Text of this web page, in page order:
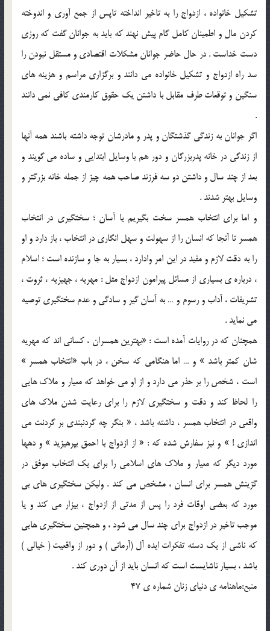
تشکيل خانواده ، ازدواج را به تاخير انداخته تاپس از جمع آوري و اندوخته
کردن مال و اطمينان کامل گام پيش نهند که بايد به جوانان گفت که روزي
دست خداست . در حال حاضر جوانان مشکلات اقتصادي و مستقل نبودن را
سد راه ازدواج و تشکيل خانواده مي دانند و برگزاري مراسم و هزينه هاي
سنگين و توقعات طرف مقابل با داشتن يک حقوق کارمندي کافي نمي دانند
.
اگر جوانان به زندگي گذشتگان و پدر و مادرشان توجه داشته باشند همه آنها
از زندگي در خانه پدربزرگان و دور هم با وسايل ابتدايي و ساده مي گويند و
بعد از چند سال و داشتن دو سه فرزند صاحب همه چيز از جمله خانه بزرگتر و
وسايل بهتر شدند .
و اما براي انتخاب همسر سخت بگيريم يا آسان ؛ سختگيري در انتخاب
همسر تا آنجا که انسان را از سهولت و سهل انگاري در انتخاب ، باز دارد و او
را به دقت لازم و مفيد در اين امر وادارد ، بسيار به جا و سازنده است ؛ اسلام
، درباره ي بسياري از مسائل پيرامون ازدواج مثل : مهريه ، جهيزيه ، ثروت ،
تشريفات ، آداب و رسوم و … به آسان گير و سادگي و عدم سختگيري توصيه
مي نمايد .
همچنان که در روايات آمده است : «بهترين همسران ، کساني اند که مهريه
شان کمتر باشد » و … اما هنگامي که سخن ، در باب «انتخاب همسر »
است ، شخص را بر حذر مي دارد و از او مي خواهد که معيار و ملاک هايي
را لحاظ کند و دقت و سختگيري لازم را براي رعايت شدن ملاک هاي
واقعي در انتخاب همسر ، داشته باشد ، « بنگر چه گردنبندي بر گردنت مي
اندازي ! » و نيز سفارش شده که : « از ازدواج با احمق بپرهيزيد » و دهها
مورد ديگر که معيار و ملاک هاي اسلامي را براي يک انتخاب موفق در
گزينش همسر براي انسان ، مشخص مي کند . وليکن سختگيري هاي بي
مورد که بعضي اوقات فرد را پس از مدتي از ازدواج ، بيزار مي کند و يا
موجب تاخير در ازدواج براي چند سال مي شود ، و همچنين سختگيري هايي
که ناشي از يک دسته تفکرات ايده آل (آرماني ) و دور از واقعيت ( خيالي )
باشد ، بسيار ناشايست است که انسان بايد از آن دوري کند .
منبع:ماهنامه ي دنياي زنان شماره ي 47